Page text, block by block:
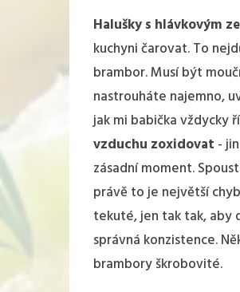
Halušky s hlávkovým
kuchyni čarovat. To
brambor. Musí být
nastrouháte najemno,
jak mi babička vždycky
vzduchu zoxidovat -
zásadní moment.
právě to je největší
tekuté, jen tak tak, aby
správná konzistence.
brambory škrobovité.